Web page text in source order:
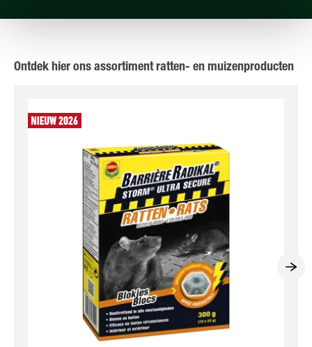
Ontdek hier ons assortiment ratten- en muizenproducten